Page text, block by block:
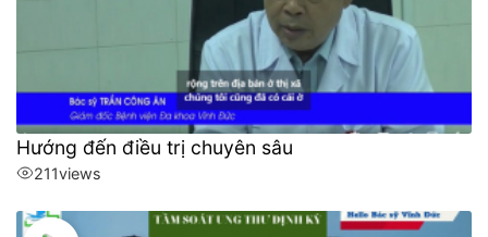
Hướng đến điều trị chuyên sâu
211views